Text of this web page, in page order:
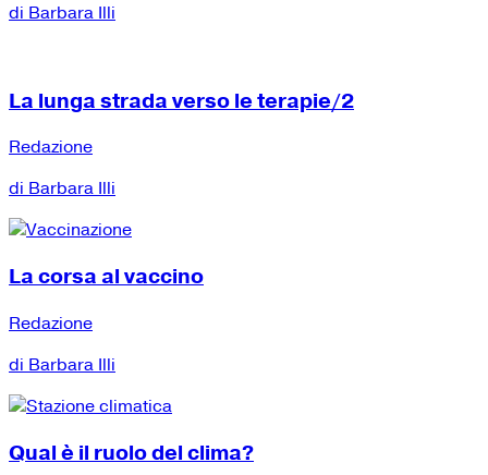
di Barbara Illi
La lunga strada verso le terapie/2
Redazione
di Barbara Illi
La corsa al vaccino
Redazione
di Barbara Illi
Qual è il ruolo del clima?